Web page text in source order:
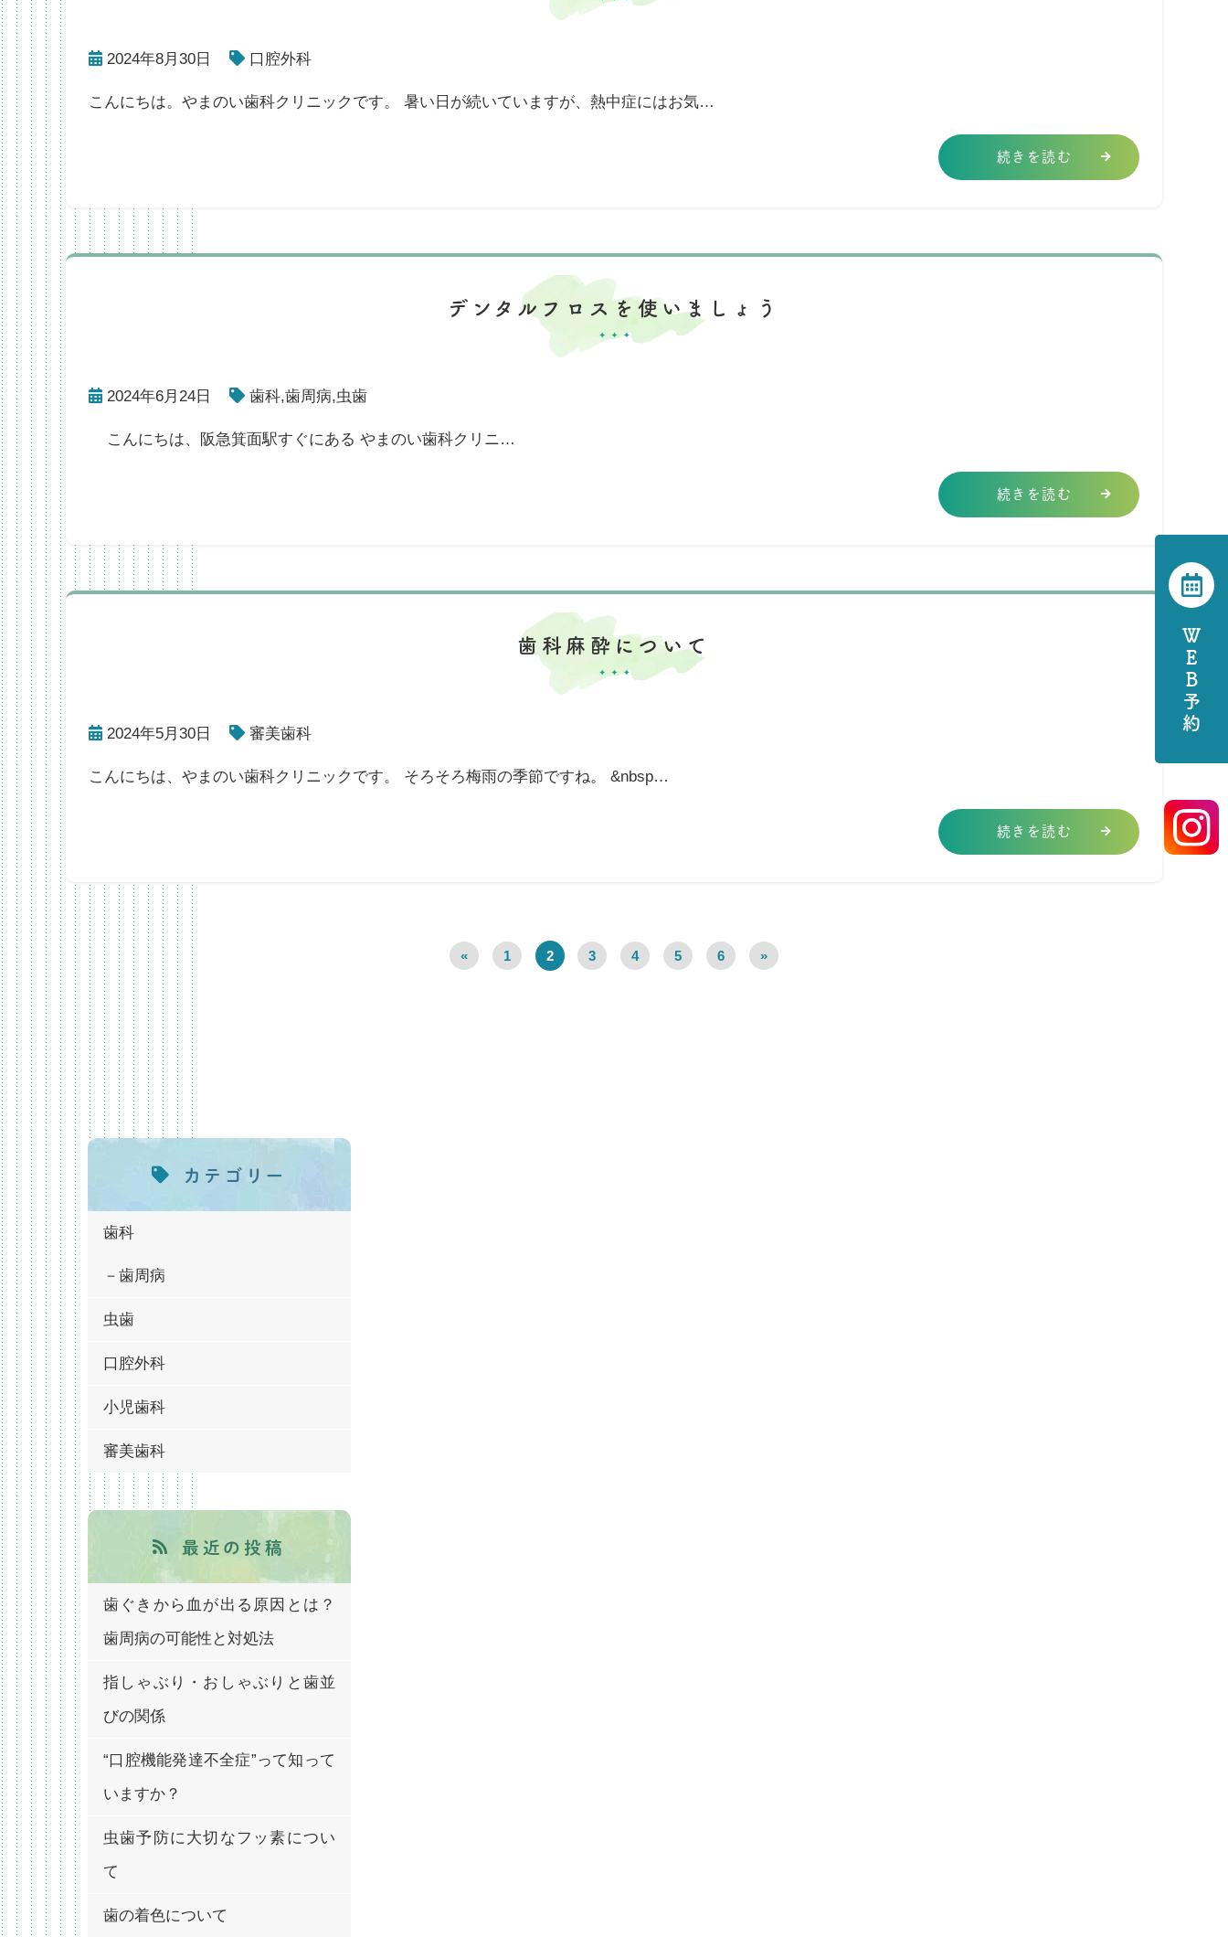
ＷＥＢ予約
2024年8月30日 口腔外科
こんにちは。やまのい歯科クリニックです。 暑い日が続いていますが、熱中症にはお気…
続きを読む
デンタルフロスを使いましょう
2024年6月24日 歯科,歯周病,虫歯
こんにちは、阪急箕面駅すぐにある やまのい歯科クリニ…
続きを読む
歯科麻酔について
2024年5月30日 審美歯科
こんにちは、やまのい歯科クリニックです。 そろそろ梅雨の季節ですね。 &nbsp…
続きを読む
« 1 2 3 4 5 6 »
カテゴリー
歯科
歯周病
虫歯
口腔外科
小児歯科
審美歯科
最近の投稿
歯ぐきから血が出る原因とは？
歯周病の可能性と対処法
指しゃぶり・おしゃぶりと歯並
びの関係
“口腔機能発達不全症”って知って
いますか？
虫歯予防に大切なフッ素につい
て
歯の着色について